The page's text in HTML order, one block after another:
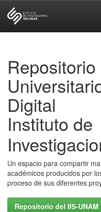
Repositorio
Digital
Instituto de
Un espacio para compartir
académicos producidos por
proceso de sus diferentes
Repositorio del IIS-UNAM